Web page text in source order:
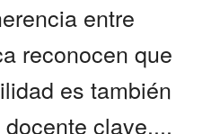
entre
reconocen que
es también
clave....